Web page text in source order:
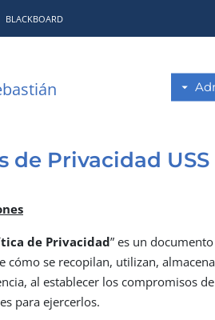
BLACKBOARD
de Privacidad USS
de Privacidad” es un
cómo se recopilan, utilizan,
al establecer los compromisos
para ejercerlos.